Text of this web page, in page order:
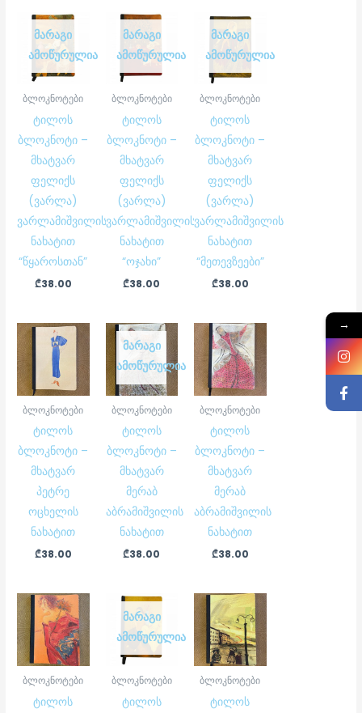
ᲛᲐᲠᲐᲒᲘ
ᲐᲛᲝᲬᲣᲠᲣᲚᲘᲐ
ბლოკნოტები
ტილოს
ბლოკნოტი –
მხატვარ
ფელიქს
(ვარლა)
ვარლამიშვილის
ნახატით
“წყაროსთან”
₾38.00
ᲛᲐᲠᲐᲒᲘ
ᲐᲛᲝᲬᲣᲠᲣᲚᲘᲐ
ბლოკნოტები
ტილოს
ბლოკნოტი –
მხატვარ
ფელიქს
(ვარლა)
ვარლამიშვილის
ნახატით
“ოჯახი”
₾38.00
ᲛᲐᲠᲐᲒᲘ
ᲐᲛᲝᲬᲣᲠᲣᲚᲘᲐ
ბლოკნოტები
ტილოს
ბლოკნოტი –
მხატვარ
ფელიქს
(ვარლა)
ვარლამიშვილის
ნახატით
“მეთევზეები”
₾38.00
ბლოკნოტები
ტილოს
ბლოკნოტი –
მხატვარ
პეტრე
ოცხელის
ნახატით
₾38.00
ᲛᲐᲠᲐᲒᲘ
ᲐᲛᲝᲬᲣᲠᲣᲚᲘᲐ
ბლოკნოტები
ტილოს
ბლოკნოტი –
მხატვარ
მერაბ
აბრამიშვილის
ნახატით
₾38.00
ბლოკნოტები
ტილოს
ბლოკნოტი –
მხატვარ
მერაბ
აბრამიშვილის
ნახატით
₾38.00
ბლოკნოტები
ტილოს
ᲛᲐᲠᲐᲒᲘ
ᲐᲛᲝᲬᲣᲠᲣᲚᲘᲐ
ბლოკნოტები
ტილოს
ბლოკნოტები
ტილოს
→